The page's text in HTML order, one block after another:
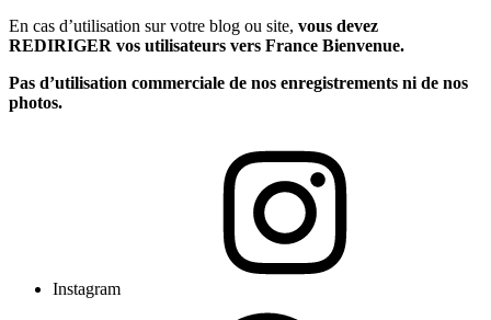
En cas d’utilisation sur votre blog ou site, vous devez
REDIRIGER vos utilisateurs vers France Bienvenue.
Pas d’utilisation commerciale de nos enregistrements ni de nos
photos.
Instagram